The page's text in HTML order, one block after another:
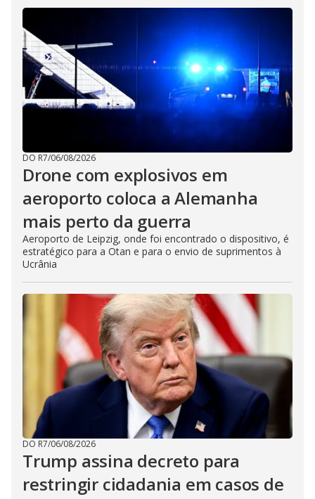
DO R7/06/08/2026
Drone com explosivos em
aeroporto coloca a Alemanha
mais perto da guerra
Aeroporto de Leipzig, onde foi encontrado o dispositivo, é
estratégico para a Otan e para o envio de suprimentos à
Ucrânia
DO R7/06/08/2026
Trump assina decreto para
restringir cidadania em casos de